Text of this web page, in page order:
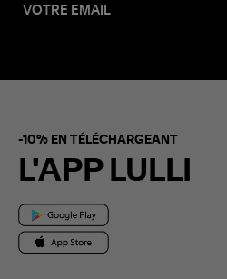
-10% EN TÉLÉCHARGEANT
L'APP LULLI